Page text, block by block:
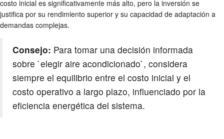
costo inicial es significativamente más alto, pero la inversión se
justifica por su rendimiento superior y su capacidad de adaptación a
demandas complejas.
Consejo: Para tomar una decisión informada
sobre `elegir aire acondicionado`, considera
siempre el equilibrio entre el costo inicial y el
costo operativo a largo plazo, influenciado por la
eficiencia energética del sistema.